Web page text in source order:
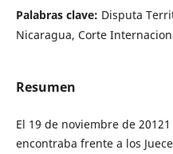
Palabras clave: Disputa
Nicaragua, Corte
Resumen
El 19 de noviembre de
encontraba frente a los